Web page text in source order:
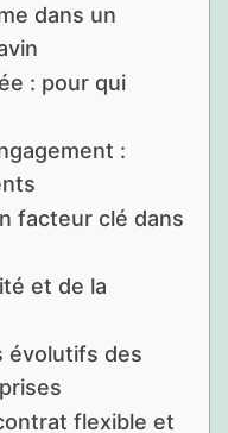
dans un
: pour qui
:
facteur clé dans
et de la
évolutifs des
flexible et